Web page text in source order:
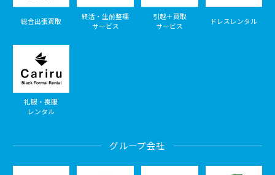
総合出張買取
終活・生前整理
サービス
引越＋買取
サービス
ドレスレンタル
礼服・喪服
レンタル
グループ会社